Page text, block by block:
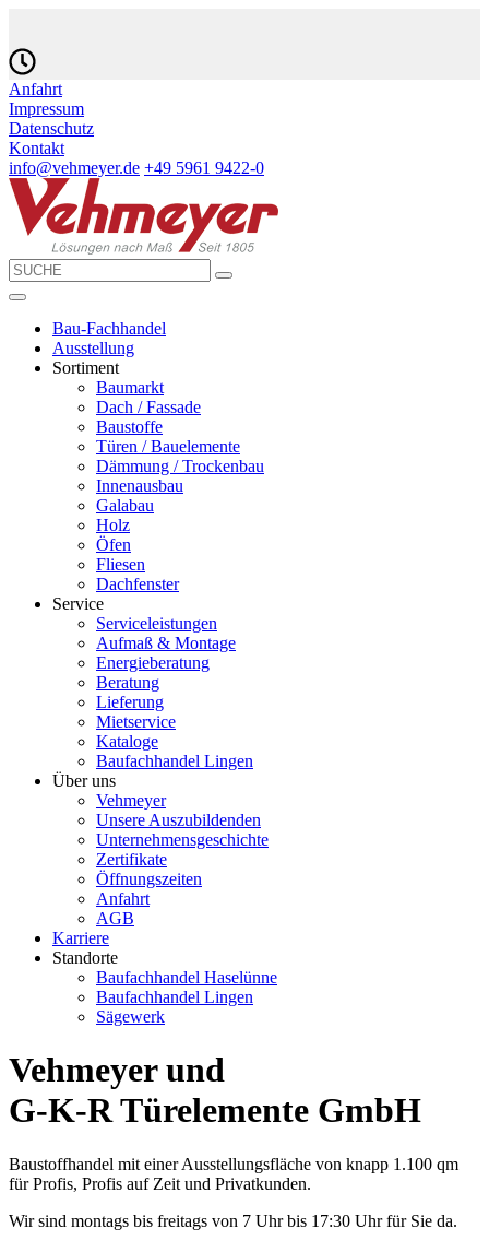
Anfahrt
Impressum
Datenschutz
Kontakt
info@vehmeyer.de +49 5961 9422-0
Bau-Fachhandel
Ausstellung
Sortiment
Baumarkt
Dach / Fassade
Baustoffe
Türen / Bauelemente
Dämmung / Trockenbau
Innenausbau
Galabau
Holz
Öfen
Fliesen
Dachfenster
Service
Serviceleistungen
Aufmaß & Montage
Energieberatung
Beratung
Lieferung
Mietservice
Kataloge
Baufachhandel Lingen
Über uns
Vehmeyer
Unsere Auszubildenden
Unternehmensgeschichte
Zertifikate
Öffnungszeiten
Anfahrt
AGB
Karriere
Standorte
Baufachhandel Haselünne
Baufachhandel Lingen
Sägewerk
Vehmeyer und
G-K-R Türelemente GmbH
Baustoffhandel mit einer Ausstellungsfläche von knapp 1.100 qm
für Profis, Profis auf Zeit und Privatkunden.
Wir sind montags bis freitags von 7 Uhr bis 17:30 Uhr für Sie da.